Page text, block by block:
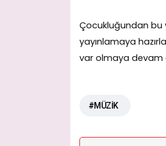
Çocukluğundan bu
yayınlamaya
var olmaya devam
#MÜZİK